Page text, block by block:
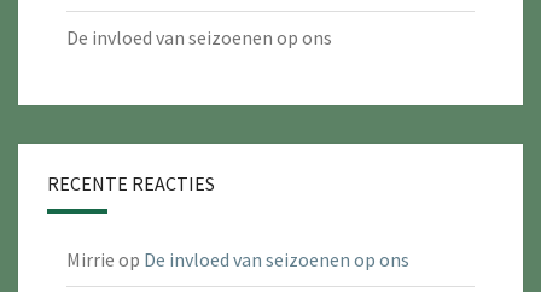
De invloed van seizoenen op ons
RECENTE REACTIES
Mirrie op De invloed van seizoenen op ons